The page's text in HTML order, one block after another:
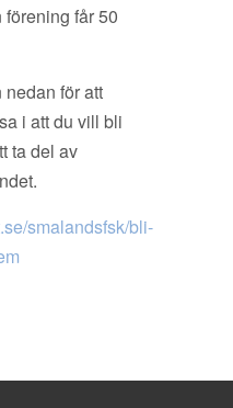
får 50
för att
i att du vill bli
ta del av
smalandsfsk/bli-